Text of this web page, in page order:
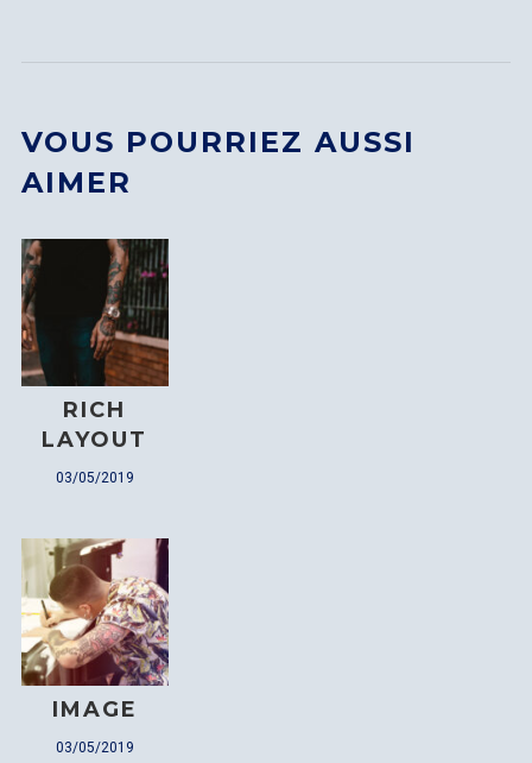
VOUS POURRIEZ AUSSI
AIMER
RICH
LAYOUT
03/05/2019
IMAGE
03/05/2019